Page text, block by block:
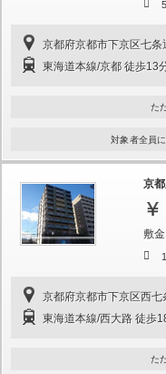
京都府京都市下京区七
東海道本線/京都 徒歩13
た
対象者全員に
京
敷金
京都府京都市下京区西七
東海道本線/西大路 徒歩
た